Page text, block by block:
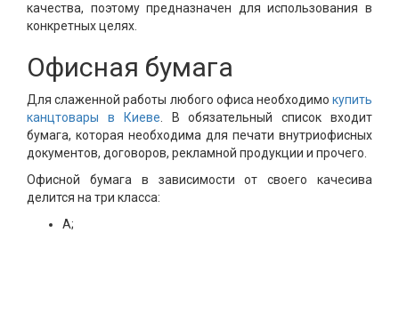
качества, поэтому предназначен для использования в
конкретных целях.
Офисная бумага
Для слаженной работы любого офиса необходимо купить
канцтовары в Киеве . В обязательный список входит
бумага, которая необходима для печати внутриофисных
документов, договоров, рекламной продукции и прочего.
Офисной бумага в зависимости от своего качесива
делится на три класса:
A;